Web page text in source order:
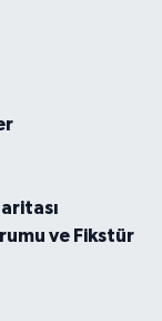
ve Fikstür